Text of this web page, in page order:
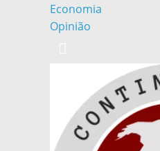
Economia
Opinião